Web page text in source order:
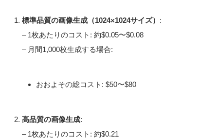
標準品質の画像生成（1024×1024サイズ） :
– 1枚あたりのコスト: 約$0.05〜$0.08
– 月間1,000枚生成する場合:
おおよその総コスト: $50〜$80
高品質の画像生成:
– 1枚あたりのコスト: 約$0.21